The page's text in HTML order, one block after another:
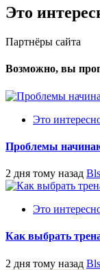
Это
Партнёры сайта
Возможно, вы
Это
Проблемы
2 дня тому назад
Это
Как выбрать
2 дня тому назад